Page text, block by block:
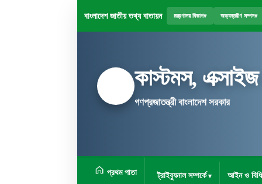
বাংলাদেশ জাতীয় তথ্য বাতায়ন মন্ত্রণালয় বিভাগ▾ অভ্যন্তরীণ সম্পদ▾
কাস্টমস,
গণপ্রজাতন্ত্রী বাংলাদেশ সরকার
প্রথম পাতা ট্রাইব্যুনাল সম্পর্কে আইন ও বিধি